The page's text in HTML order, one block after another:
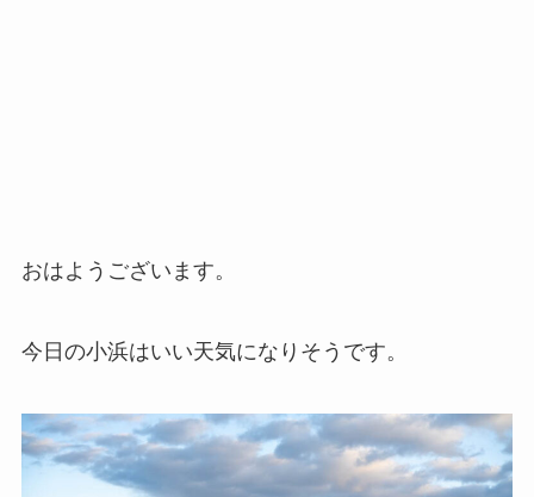
おはようございます。
今日の小浜はいい天気になりそうです。